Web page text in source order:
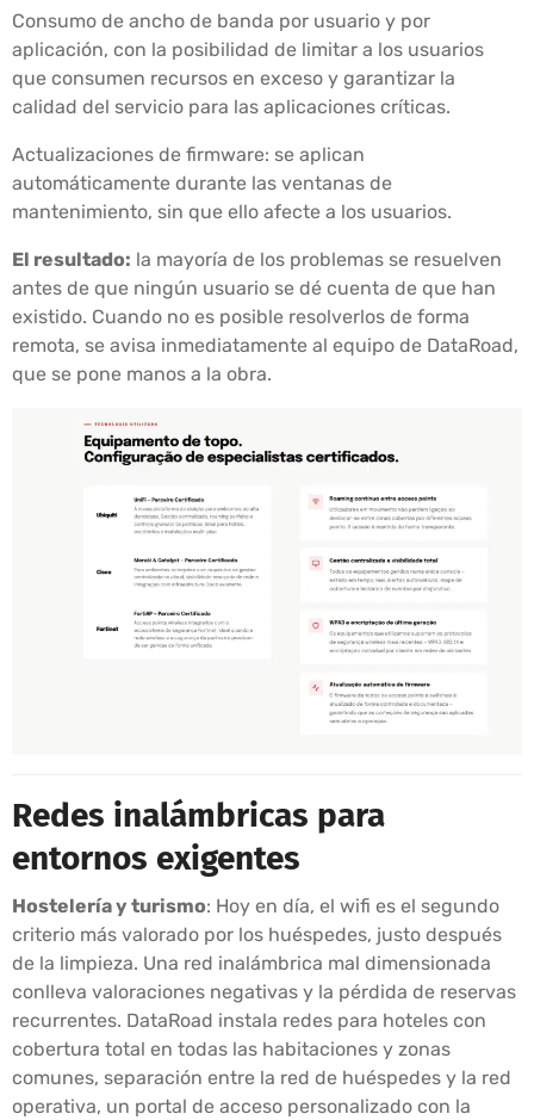
Consumo de ancho de banda por usuario y por
aplicación, con la posibilidad de limitar a los usuarios
que consumen recursos en exceso y garantizar la
calidad del servicio para las aplicaciones críticas.
Actualizaciones de firmware: se aplican
automáticamente durante las ventanas de
mantenimiento, sin que ello afecte a los usuarios.
El resultado: la mayoría de los problemas se resuelven
antes de que ningún usuario se dé cuenta de que han
existido. Cuando no es posible resolverlos de forma
remota, se avisa inmediatamente al equipo de DataRoad,
que se pone manos a la obra.
Redes inalámbricas para
entornos exigentes
Hostelería y turismo: Hoy en día, el wifi es el segundo
criterio más valorado por los huéspedes, justo después
de la limpieza. Una red inalámbrica mal dimensionada
conlleva valoraciones negativas y la pérdida de reservas
recurrentes. DataRoad instala redes para hoteles con
cobertura total en todas las habitaciones y zonas
comunes, separación entre la red de huéspedes y la red
operativa, un portal de acceso personalizado con la